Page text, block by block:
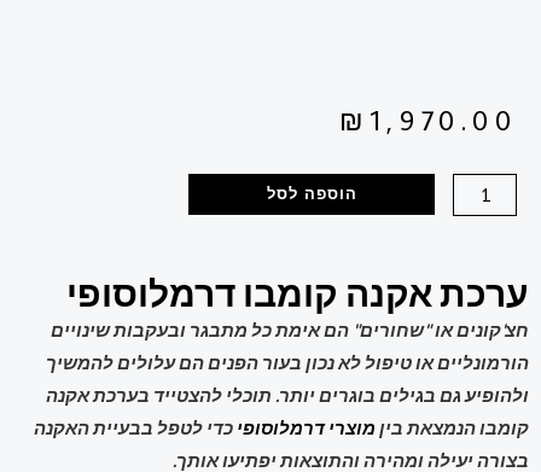
₪ 1,970.00
הוספה לסל
ערכת אקנה קומבו דרמלוסופי
חצ'קונים או "שחורים" הם אימת כל מתבגר ובעקבות שינויים
הורמונליים או טיפול לא נכון בעור הפנים הם עלולים להמשיך
ולהופיע גם בגילים בוגרים יותר. תוכלי להצטייד בערכת אקנה
קומבו הנמצאת בין מוצרי דרמלוסופי כדי לטפל בבעיית האקנה
בצורה יעילה ומהירה והתוצאות יפתיעו אותך.